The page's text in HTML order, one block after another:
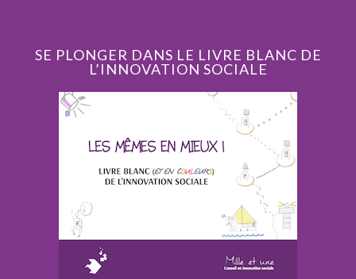
SE PLONGER DANS LE LIVRE BLANC DE
L’INNOVATION SOCIALE